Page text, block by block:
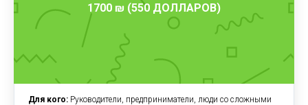
1700 ₪ (550 ДОЛЛАРОВ)
Для кого: Руководители, предприниматели, люди со сложными